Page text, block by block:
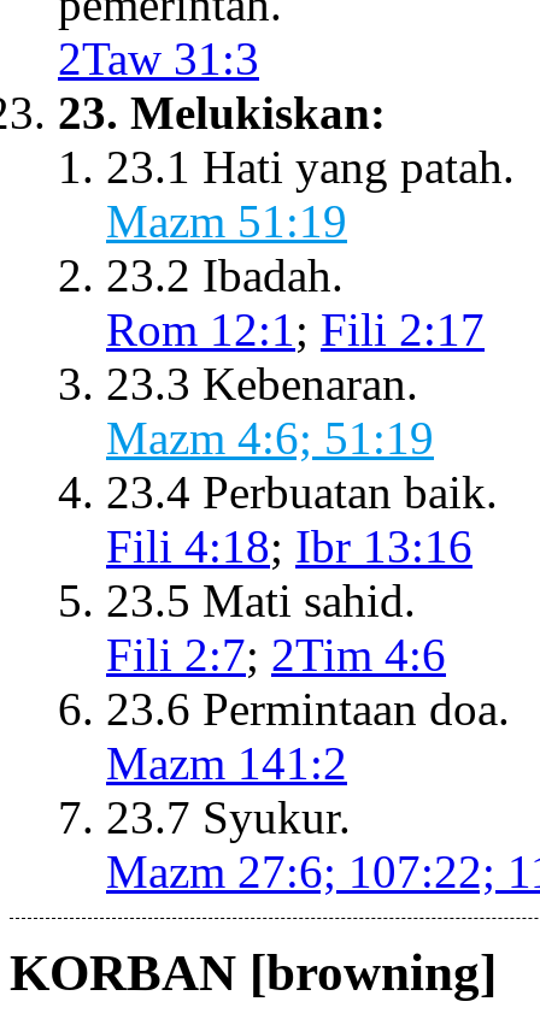
2Taw 31:3
23. Melukiskan:
23.1 Hati yang patah.
Mazm 51:19
23.2 Ibadah.
Rom 12:1; Fili 2:17
23.3 Kebenaran.
Mazm 4:6; 51:19
23.4 Perbuatan baik.
Fili 4:18; Ibr 13:16
23.5 Mati sahid.
Fili 2:7; 2Tim 4:6
23.6 Permintaan doa.
Mazm 141:2
23.7 Syukur.
Mazm 27:6; 107:22;
KORBAN [browning]